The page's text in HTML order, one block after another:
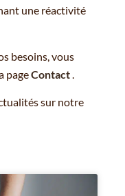
une réactivité
besoins, vous
pageContact.
sur notre